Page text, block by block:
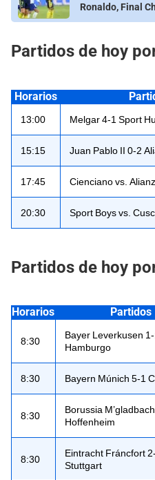
Ronaldo, Final
Partidos de hoy
Horarios
13:00 Melgar 4-1 Sport
15:15 Juan Pablo II 0-2
17:45 Cienciano vs.
20:30 Sport Boys vs.
Partidos de hoy
Horarios Partidos
8:30
Bayer Leverkusen
Hamburgo
8:30 Bayern Múnich 5-1
8:30
Borussia
Hoffenheim
8:30
Eintracht Fráncfort
Stuttgart